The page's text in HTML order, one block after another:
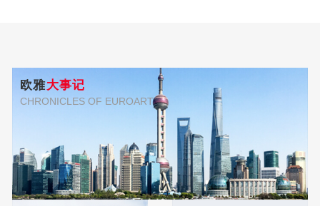
欧雅大事记
CHRONICLES OF EUROART